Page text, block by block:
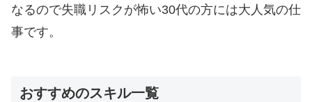
なるので失職リスクが怖い30代の方には大人気の仕
事です。
おすすめのスキル一覧